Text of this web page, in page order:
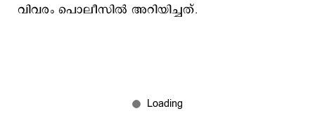
വിവരം പൊലീസില്‍ അറിയിച്ചത്.